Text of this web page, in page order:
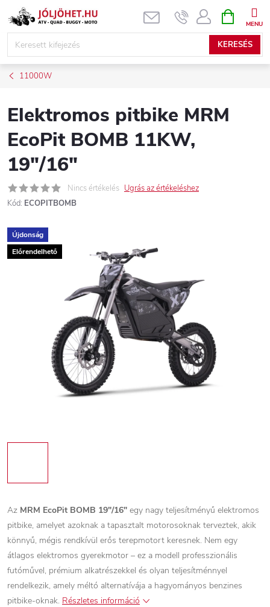
Ugrás
KERESÉS
KOSÁR
11000W
Elektromos pitbike MRM
EcoPit BOMB 11KW,
19"/16"
Nincs értékelés Ugrás az értékeléshez
Kód: ECOPITBOMB
Újdonság
Előrendelhető
Az MRM EcoPit BOMB 19"/16" egy nagy teljesítményű elektromos
pitbike, amelyet azoknak a tapasztalt motorosoknak terveztek, akik
könnyű, mégis rendkívül erős terepmotort keresnek. Nem egy
átlagos elektromos gyerekmotor – ez a modell professzionális
futóművel, prémium alkatrészekkel és olyan teljesítménnyel
rendelkezik, amely méltó alternatívája a hagyományos benzines
pitbike-oknak. Részletes információ